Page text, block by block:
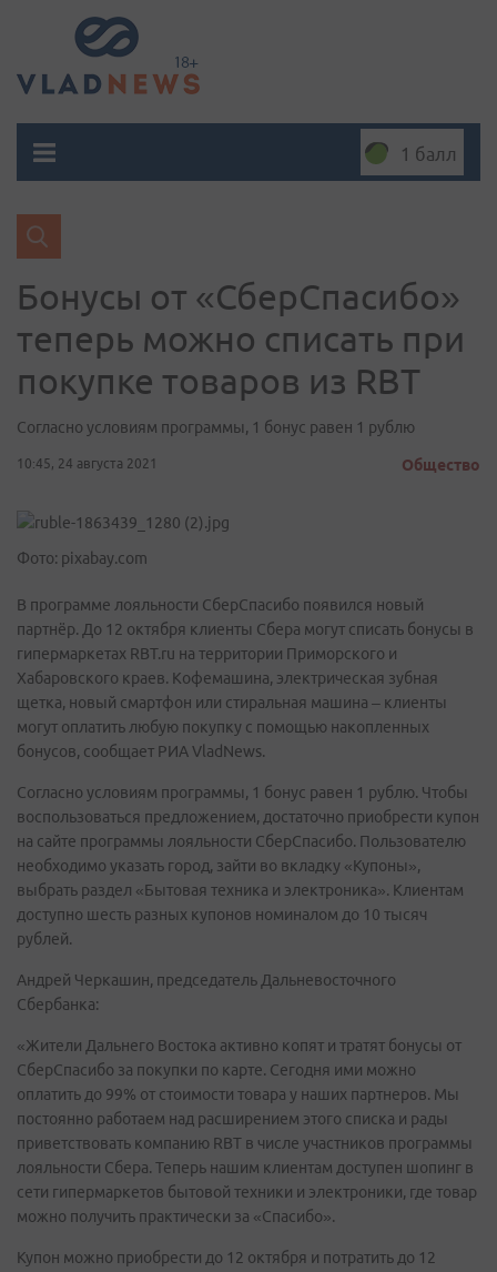
1 балл
Бонусы от «СберСпасибо»
теперь можно списать при
покупке товаров из RBT
Согласно условиям программы, 1 бонус равен 1 рублю
10:45, 24 августа 2021 Общество
Фото: pixabay.com
В программе лояльности СберСпасибо появился новый
партнёр. До 12 октября клиенты Сбера могут списать бонусы в
гипермаркетах RBT.ru на территории Приморского и
Хабаровского краев. Кофемашина, электрическая зубная
щетка, новый смартфон или стиральная машина – клиенты
могут оплатить любую покупку с помощью накопленных
бонусов, сообщает РИА VladNews.
Согласно условиям программы, 1 бонус равен 1 рублю. Чтобы
воспользоваться предложением, достаточно приобрести купон
на сайте программы лояльности СберСпасибо. Пользователю
необходимо указать город, зайти во вкладку «Купоны»,
выбрать раздел «Бытовая техника и электроника». Клиентам
доступно шесть разных купонов номиналом до 10 тысяч
рублей.
Андрей Черкашин, председатель Дальневосточного
Сбербанка:
«Жители Дальнего Востока активно копят и тратят бонусы от
СберСпасибо за покупки по карте. Сегодня ими можно
оплатить до 99% от стоимости товара у наших партнеров. Мы
постоянно работаем над расширением этого списка и рады
приветствовать компанию RBT в числе участников программы
лояльности Сбера. Теперь нашим клиентам доступен шопинг в
сети гипермаркетов бытовой техники и электроники, где товар
можно получить практически за «Спасибо».
Купон можно приобрести до 12 октября и потратить до 12